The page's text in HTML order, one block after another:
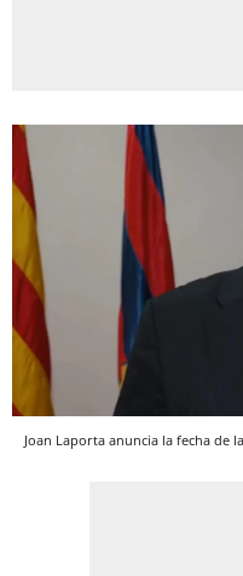
Joan Laporta anuncia la fecha de